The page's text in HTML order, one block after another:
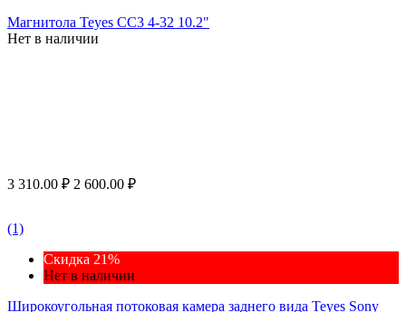
Магнитола Teyes CC3 4-32 10.2"
Нет в наличии
3 310.00 ₽ 2 600.00 ₽
(1)
Скидка 21%
Нет в наличии
Широкоугольная потоковая камера заднего вида Teyes Sony